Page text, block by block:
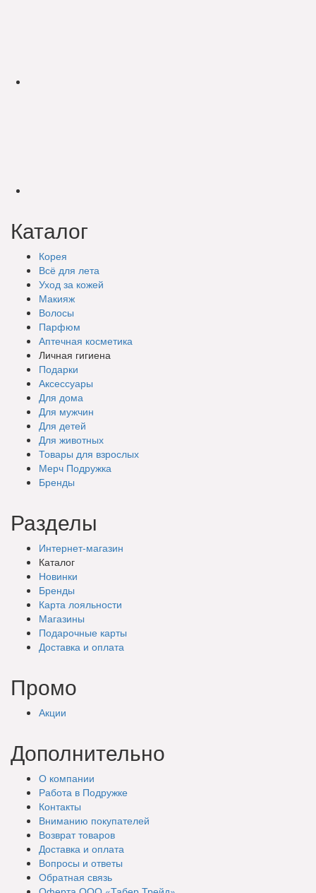
Каталог
Корея
Всё для лета
Уход за кожей
Макияж
Волосы
Парфюм
Аптечная косметика
Личная гигиена
Подарки
Аксессуары
Для дома
Для мужчин
Для детей
Для животных
Товары для взрослых
Мерч Подружка
Бренды
Разделы
Интернет-магазин
Каталог
Новинки
Бренды
Карта лояльности
Магазины
Подарочные карты
Доставка и оплата
Промо
Акции
Дополнительно
О компании
Работа в Подружке
Контакты
Вниманию покупателей
Возврат товаров
Доставка и оплата
Вопросы и ответы
Обратная связь